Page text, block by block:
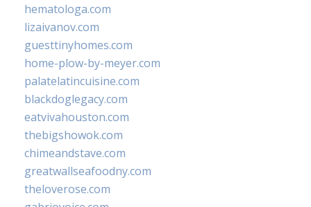
hematologa.com
lizaivanov.com
guesttinyhomes.com
home-plow-by-meyer.com
palatelatincuisine.com
blackdoglegacy.com
eatvivahouston.com
thebigshowok.com
chimeandstave.com
greatwallseafoodny.com
theloverose.com